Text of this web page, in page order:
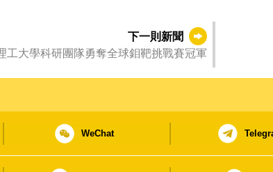
下一則新聞
工大學科研團隊勇奪全球鉬靶挑戰賽冠軍
WeChat